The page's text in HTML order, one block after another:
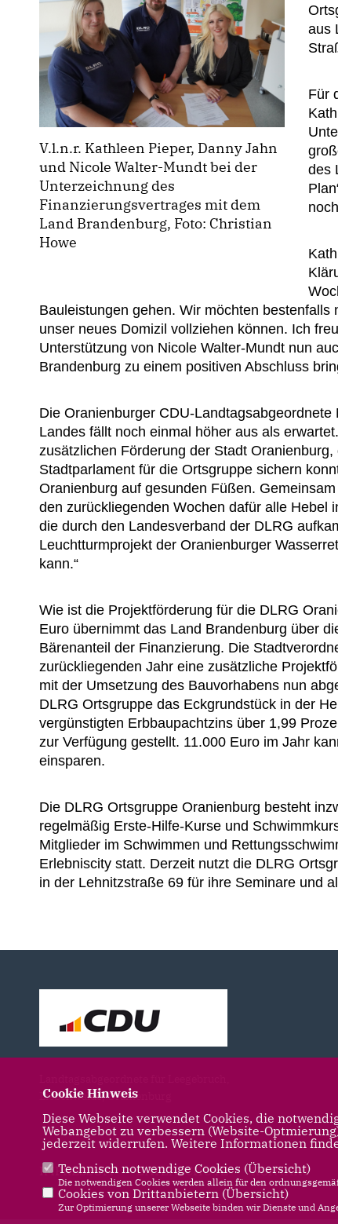
V.l.n.r. Kathleen Pieper, Danny Jahn
und Nicole Walter-Mundt bei der
Unterzeichnung des
Finanzierungsvertrages mit dem
Land Brandenburg, Foto: Christian
Howe
aus
Für
des
Bauleistungen gehen. Wir möchten
unser neues Domizil vollziehen können. Ich
Unterstützung von Nicole Walter-Mundt nun
Brandenburg zu einem positiven Abschluss
Die Oranienburger CDU-
Landes fällt noch einmal höher aus als
zusätzlichen Förderung der Stadt
Stadtparlament für die Ortsgruppe sichern
Oranienburg auf gesunden Füßen.
den zurückliegenden Wochen dafür alle Hebel
die durch den Landesverband der DLRG
Leuchtturmprojekt der Oranienburger
kann.“
Wie ist die Projektförderung für die DLRG
Euro übernimmt das Land Brandenburg über
Bärenanteil der Finanzierung. Die
zurückliegenden Jahr eine zusätzliche
mit der Umsetzung des Bauvorhabens nun
DLRG Ortsgruppe das Eckgrundstück in der
vergünstigten Erbbaupachtzins über 1,99
zur Verfügung gestellt. 11.000 Euro im Jahr
einsparen.
Die DLRG Ortsgruppe Oranienburg besteht
regelmäßig Erste-Hilfe-Kurse und
Mitglieder im Schwimmen und
Erlebniscity statt. Derzeit nutzt die DLRG
in der Lehnitzstraße 69 für ihre Seminare und
Liebenwalde, Oranienburg
IMPRESSUM DATENSCHUTZ KONTAKT
Cookie Hinweis
Diese Webseite verwendet Cookies, die
Webangebot zu verbessern (Website-
jederzeit widerrufen. Weitere Informationen
Technisch notwendige Cookies (Übersicht)
Die notwendigen Cookies werden allein für den
Cookies von Drittanbietern (Übersicht)
Zur Optimierung unserer Webseite binden wir Dienste und